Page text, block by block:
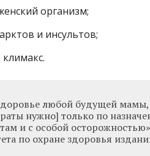
организм;
и инсультов;
любой будущей
нужно] только по
и с особой
по охране здоровья